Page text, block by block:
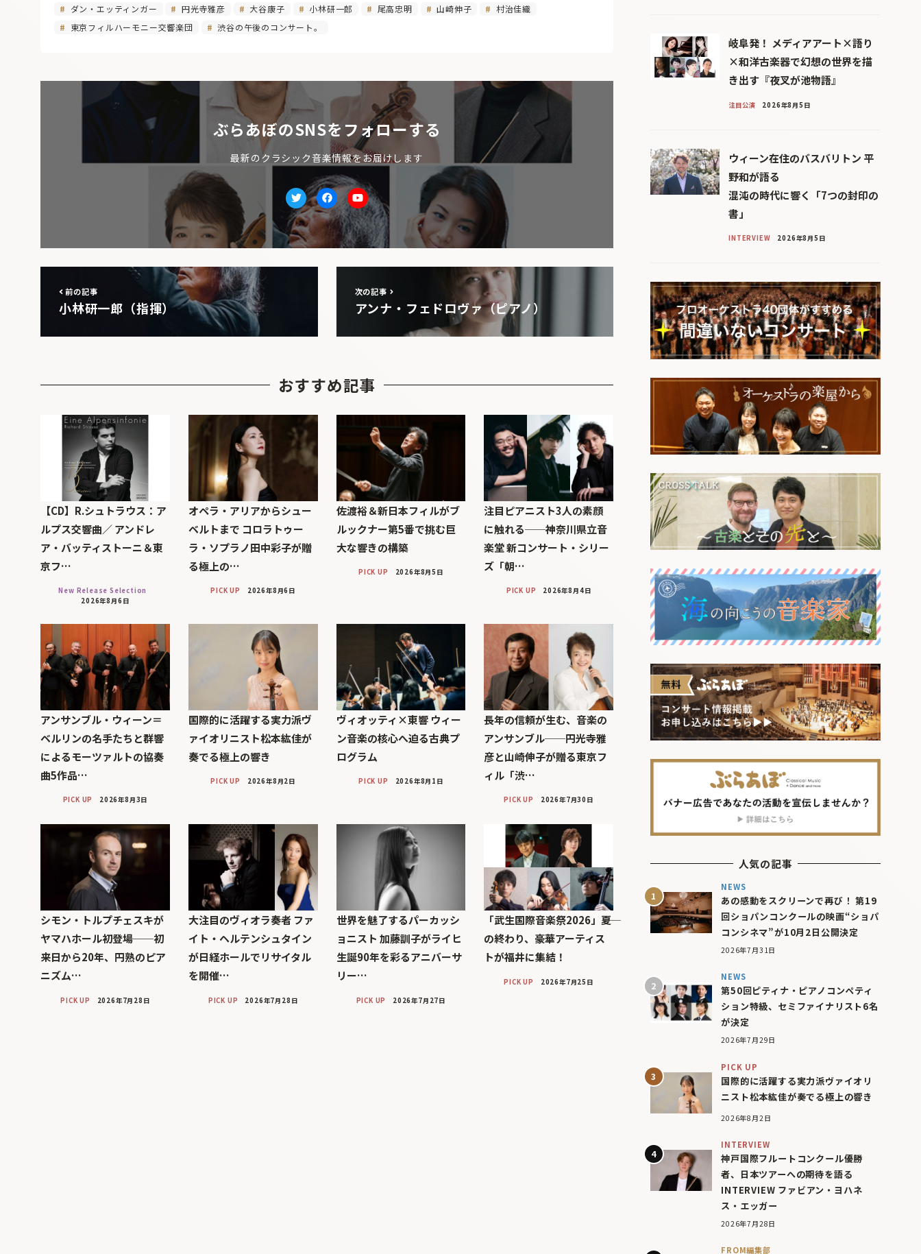
ダン・エッティンガー 円光寺雅彦 大谷康子 小林研一郎 尾高忠明 山崎伸子
村治佳織
東京フィルハーモニー交響楽団
渋谷の午後のコンサート。
ぶらあぼのSNSをフォローする
最新のクラシック音楽情報をお届けします
TwitterfacebookYoutube
前の記事
小林研一郎（指揮）
次の記事
アンナ・フェドロヴァ（ピアノ）
おすすめ記事
【CD】R.シュトラウス：ア
ルプス交響曲／ アンドレ
ア・バッティストーニ＆東
京フ…
New Release Selection
2026年8月6日
オペラ・アリアからシュー
ベルトまで コロラトゥー
ラ・ソプラノ田中彩子が贈
る極上の…
PICK UP 2026年8月6日
佐渡裕＆新日本フィルがブ
ルックナー第5番で挑む巨
大な響きの構築
PICK UP 2026年8月5日
注目ピアニスト3人の素顔
に触れる──神奈川県立音
楽堂 新コンサート・シリー
ズ「朝…
PICK UP 2026年8月4日
アンサンブル・ウィーン＝
ベルリンの名手たちと群響
によるモーツァルトの協奏
曲5作品…
PICK UP 2026年8月3日
国際的に活躍する実力派ヴ
ァイオリニスト松本紘佳が
奏でる極上の響き
PICK UP 2026年8月2日
ヴィオッティ×東響 ウィー
ン音楽の核心へ迫る古典プ
ログラム
PICK UP 2026年8月1日
長年の信頼が生む、音楽の
アンサンブル──円光寺雅
彦と山崎伸子が贈る東京フ
ィル「渋…
PICK UP 2026年7月30日
シモン・トルプチェスキが
ヤマハホール初登場──初
来日から20年、円熟のピア
ニズム…
PICK UP 2026年7月28日
大注目のヴィオラ奏者 ファ
イト・ヘルテンシュタイン
が日経ホールでリサイタル
を開催…
PICK UP 2026年7月28日
世界を魅了するパーカッシ
ョニスト 加藤訓子がライヒ
生誕90年を彩るアニバーサ
リー…
PICK UP 2026年7月27日
「武生国際音楽祭2026」――夏
の終わり、豪華アーティス
トが福井に集結！
PICK UP 2026年7月25日
岐阜発！ メディアアート×語り
×和洋古楽器で幻想の世界を描
き出す『夜叉が池物語』
注目公演 2026年8月5日
ウィーン在住のバスバリトン 平
野和が語る
混沌の時代に響く「7つの封印の
書」
INTERVIEW 2026年8月5日
人気の記事
NEWS
あの感動をスクリーンで再び！ 第19
回ショパンコンクールの映画“ショパ
コンシネマ”が10月2日公開決定
2026年7月31日
NEWS
第50回ピティナ・ピアノコンペティ
ション特級、セミファイナリスト6名
が決定
2026年7月29日
PICK UP
国際的に活躍する実力派ヴァイオリ
ニスト松本紘佳が奏でる極上の響き
2026年8月2日
INTERVIEW
神戸国際フルートコンクール優勝
者、日本ツアーへの期待を語る
INTERVIEW ファビアン・ヨハネ
ス・エッガー
2026年7月28日
FROM編集部